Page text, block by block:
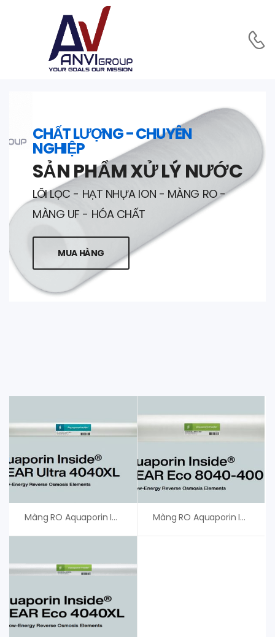
CHẤT LƯỢNG - CHUYÊN
NGHIỆP
SẢN PHẨM XỬ LÝ NƯỚC
LÕI LỌC - HẠT NHỰA ION - MÀNG RO -
MÀNG UF - HÓA CHẤT
MUA HÀNG
Màng RO Aquaporin Inside Clear Ultra 4040XL Màng RO Aquaporin Inside Clear Eco 8040-400